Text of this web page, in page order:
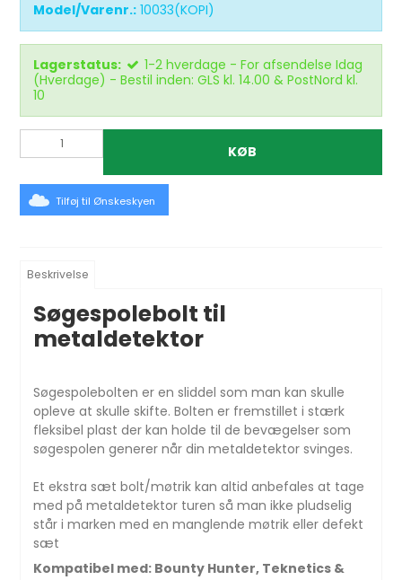
Model/Varenr.: 10033(KOPI)
Lagerstatus:
1-2 hverdage - For afsendelse Idag
(Hverdage) - Bestil inden: GLS kl. 14.00 & PostNord kl.
10
KØB
Tilføj til Ønskeskyen
Beskrivelse
Søgespolebolt til
metaldetektor
Søgespolebolten er en sliddel som man kan skulle
opleve at skulle skifte. Bolten er fremstillet i stærk
fleksibel plast der kan holde til de bevægelser som
søgespolen generer når din metaldetektor svinges.
Et ekstra sæt bolt/møtrik kan altid anbefales at tage
med på metaldetektor turen så man ikke pludselig
står i marken med en manglende møtrik eller defekt
sæt
Kompatibel med: Bounty Hunter, Teknetics &